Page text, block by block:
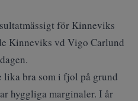
för Kinneviks
Kinneviks vd Vigo Carlund
lika bra som i fjol på grund
hyggliga marginaler. I år